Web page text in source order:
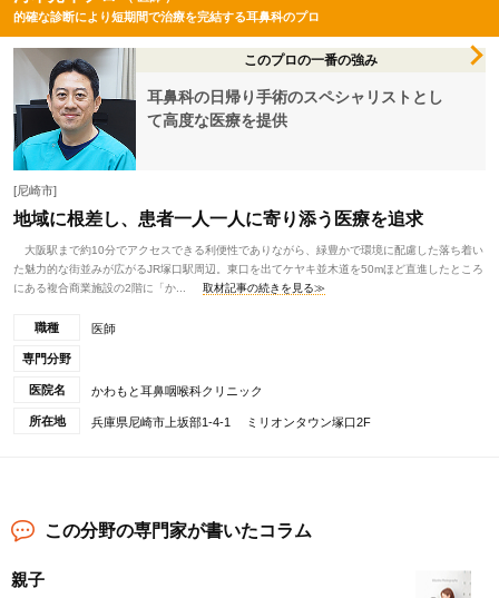
的確な診断により短期間で治療を完結する耳鼻科のプロ
このプロの一番の強み
耳鼻科の日帰り手術のスペシャリストとし
て高度な医療を提供
[尼崎市]
地域に根差し、患者一人一人に寄り添う医療を追求
大阪駅まで約10分でアクセスできる利便性でありながら、緑豊かで環境に配慮した落ち着い
た魅力的な街並みが広がるJR塚口駅周辺。東口を出てケヤキ並木道を50mほど直進したところ
にある複合商業施設の2階に「か...
取材記事の続きを見る≫
職種 医師
専門分野
医院名 かわもと耳鼻咽喉科クリニック
所在地 兵庫県尼崎市上坂部1-4-1 ミリオンタウン塚口2F
この分野の専門家が書いたコラム
親子